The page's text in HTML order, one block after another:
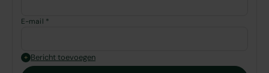
E-mail *
+ Bericht toevoegen